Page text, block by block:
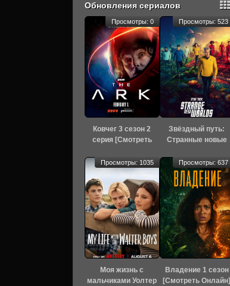
Обновления сериалов
Ковчег 3 сезон 2
серия [Смотреть
Просмотры: 0
Звёздный путь:
Странные новые
серия [Смотреть
Онлайн]
Просмотры: 523
Моя жизнь с
мальчиками Уолтер
Просмотры: 1035
Владение 1 сезон
[Смотреть Онлайн]
Просмотры: 637